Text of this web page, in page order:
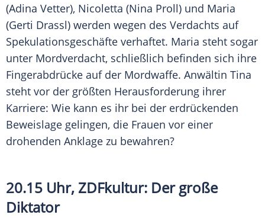
(Adina Vetter), Nicoletta (Nina Proll) und Maria
(Gerti Drassl) werden wegen des Verdachts auf
Spekulationsgeschäfte verhaftet. Maria steht sogar
unter Mordverdacht, schließlich befinden sich ihre
Fingerabdrücke auf der Mordwaffe. Anwältin Tina
steht vor der größten Herausforderung ihrer
Karriere: Wie kann es ihr bei der erdrückenden
Beweislage gelingen, die Frauen vor einer
drohenden Anklage zu bewahren?
20.15 Uhr, ZDFkultur: Der große
Diktator